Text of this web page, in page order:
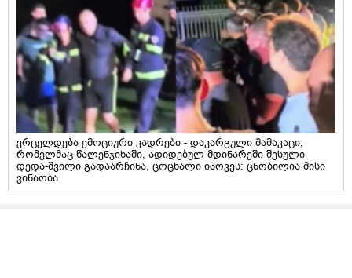
ვრცელდება ემოციური კადრები - დაკარგული მამაკაცი,
რომელმაც წალენჯიხაში, ადიდებულ მდინარეში შესული
დედა-შვილი გადაარჩინა, ცოცხალი იპოვეს: ცნობილია მისი
ვინაობა